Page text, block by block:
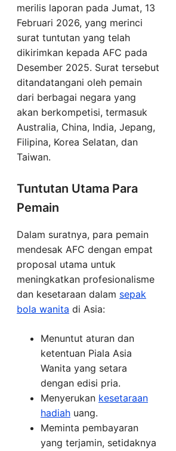
merilis laporan pada Jumat, 13
Februari 2026, yang merinci
surat tuntutan yang telah
dikirimkan kepada AFC pada
Desember 2025. Surat tersebut
ditandatangani oleh pemain
dari berbagai negara yang
akan berkompetisi, termasuk
Australia, China, India, Jepang,
Filipina, Korea Selatan, dan
Taiwan.
Tuntutan Utama Para
Pemain
Dalam suratnya, para pemain
mendesak AFC dengan empat
proposal utama untuk
meningkatkan profesionalisme
dan kesetaraan dalam sepak
bola wanita di Asia:
Menuntut aturan dan
ketentuan Piala Asia
Wanita yang setara
dengan edisi pria.
Menyerukan kesetaraan
hadiah uang.
Meminta pembayaran
yang terjamin, setidaknya